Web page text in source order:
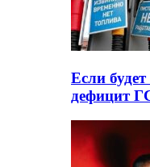
Если
дефицит